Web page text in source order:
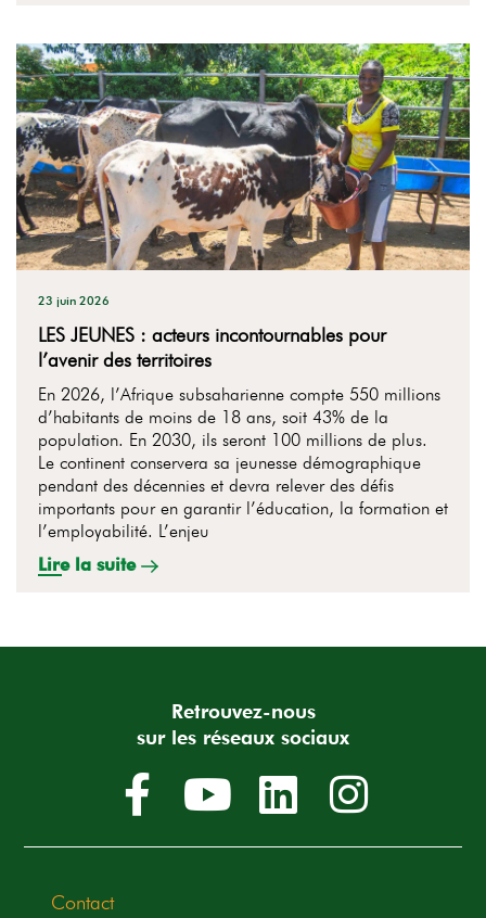
LES JEUNES : acteurs incontournables pour
l’avenir des territoires
23 juin 2026
En 2026, l’Afrique subsaharienne compte 550 millions
d’habitants de moins de 18 ans, soit 43% de la
population. En 2030, ils seront 100 millions de plus.
Le continent conservera sa jeunesse démographique
pendant des décennies et devra relever des défis
importants pour en garantir l’éducation, la formation et
l’employabilité. L’enjeu
Lire la suite
Retrouvez-nous
sur les réseaux sociaux
Contact